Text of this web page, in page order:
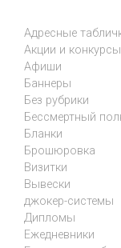
Адресные
Акции и конкурсы
Афиши
Баннеры
Без рубрики
Бессмертный
Бланки
Брошюровка
Визитки
Вывески
джокер-системы
Дипломы
Ежедневники